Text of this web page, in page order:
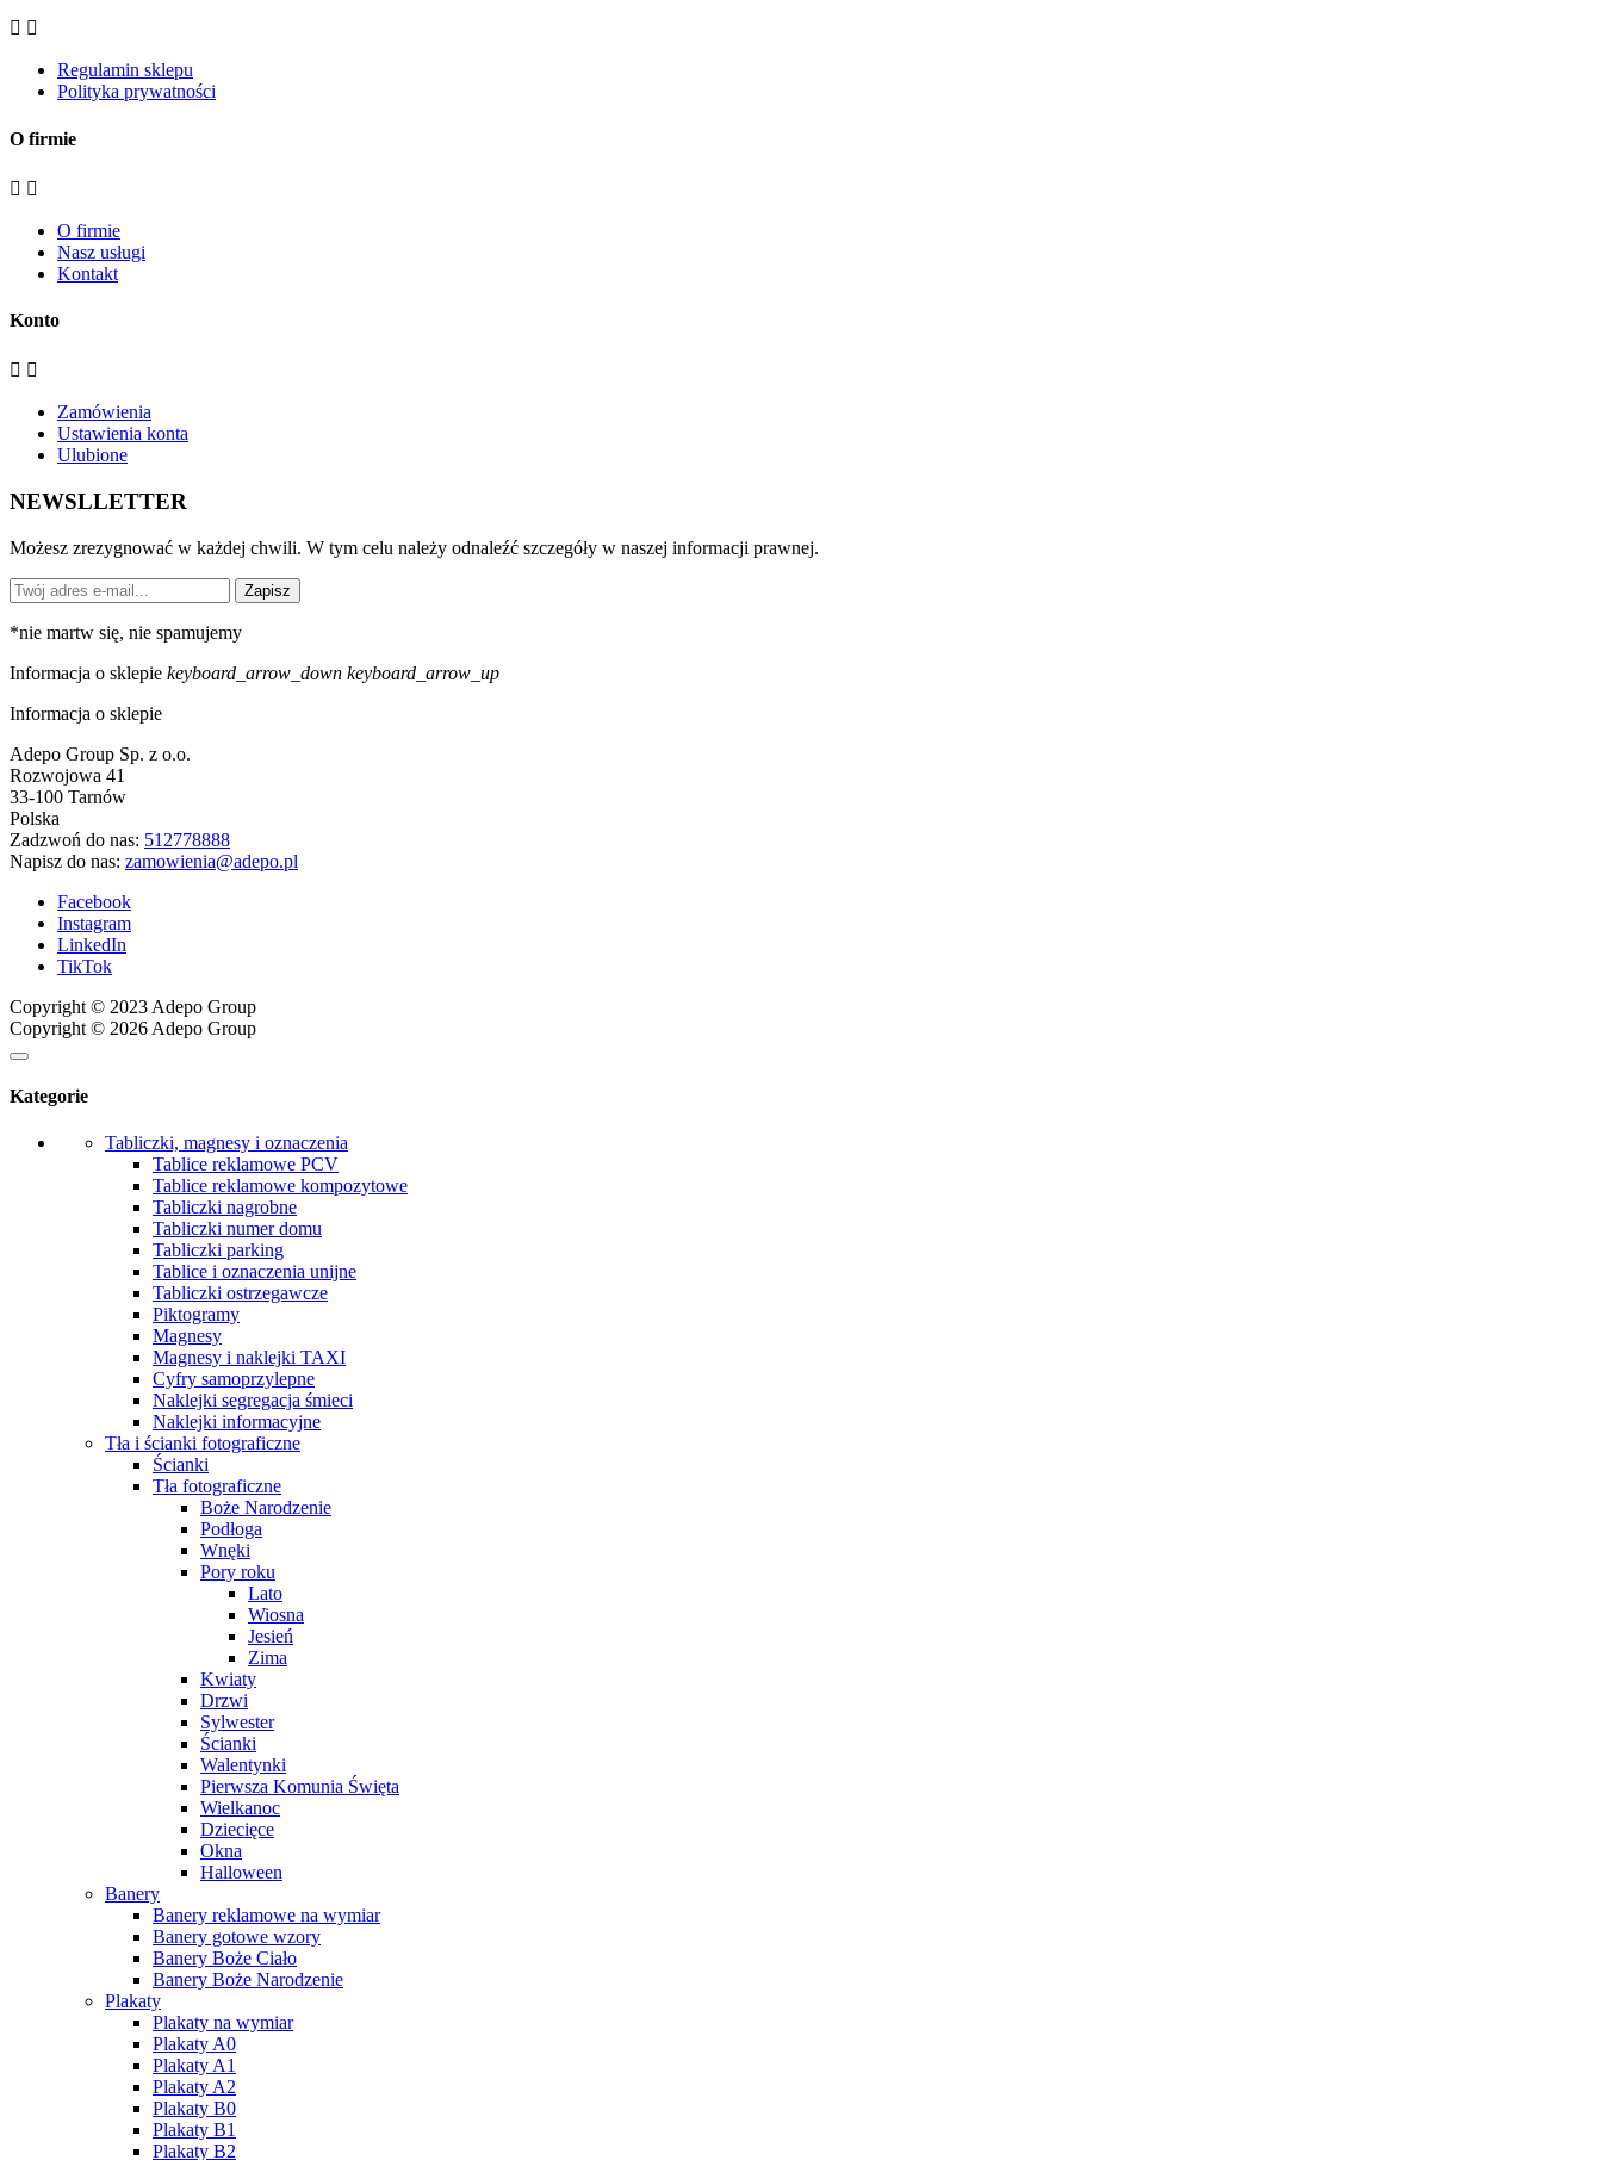
 
Regulamin sklepu
Polityka prywatności
O firmie
 
O firmie
Nasz usługi
Kontakt
Konto
 
Zamówienia
Ustawienia konta
Ulubione
NEWSLLETTER
Możesz zrezygnować w każdej chwili. W tym celu należy odnaleźć szczegóły w naszej informacji prawnej.
Zapisz
*nie martw się, nie spamujemy
Informacja o sklepie keyboard_arrow_down keyboard_arrow_up
Informacja o sklepie
Adepo Group Sp. z o.o.
Rozwojowa 41
33-100 Tarnów
Polska
Zadzwoń do nas: 512778888
Napisz do nas: zamowienia@adepo.pl
Facebook
Instagram
LinkedIn
TikTok
Copyright © 2023 Adepo Group
Copyright © 2026 Adepo Group
Kategorie
Tabliczki, magnesy i oznaczenia
Tablice reklamowe PCV
Tablice reklamowe kompozytowe
Tabliczki nagrobne
Tabliczki numer domu
Tabliczki parking
Tablice i oznaczenia unijne
Tabliczki ostrzegawcze
Piktogramy
Magnesy
Magnesy i naklejki TAXI
Cyfry samoprzylepne
Naklejki segregacja śmieci
Naklejki informacyjne
Tła i ścianki fotograficzne
Ścianki
Tła fotograficzne
Boże Narodzenie
Podłoga
Wnęki
Pory roku
Lato
Wiosna
Jesień
Zima
Kwiaty
Drzwi
Sylwester
Ścianki
Walentynki
Pierwsza Komunia Święta
Wielkanoc
Dziecięce
Okna
Halloween
Banery
Banery reklamowe na wymiar
Banery gotowe wzory
Banery Boże Ciało
Banery Boże Narodzenie
Plakaty
Plakaty na wymiar
Plakaty A0
Plakaty A1
Plakaty A2
Plakaty B0
Plakaty B1
Plakaty B2